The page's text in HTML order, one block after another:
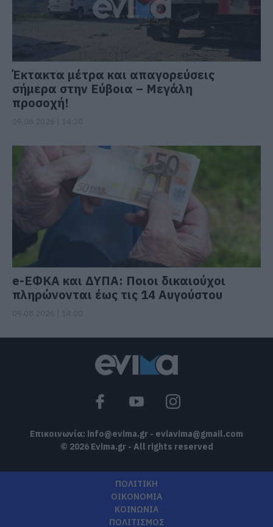
Έκτακτα μέτρα και απαγορεύσεις
σήμερα στην Εύβοια – Μεγάλη
προσοχή!
e-ΕΦΚΑ και ΔΥΠΑ: Ποιοι δικαιούχοι
πληρώνονται έως τις 14 Αυγούστου
Επικοινωνία: info@evima.gr - eviavima@gmail.com
© 2026 Evima.gr - All rights reserved
ΠΟΛΙΤΙΚΗ
ΟΙΚΟΝΟΜΙΑ
ΚΟΙΝΩΝΙΑ
ΠΟΛΙΤΙΣΜΟΣ